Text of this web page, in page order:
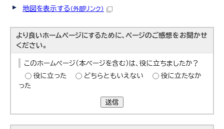
地図を表示する （外部リンク）
より良いホームページにするために、ページのご感想をお聞かせ
ください。
このホームページ（本ページを含む）は、役に立ちましたか？
役に立った
どちらともいえない
役に立たなか
った
送信